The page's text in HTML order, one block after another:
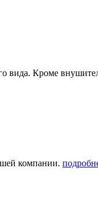
вида. Кроме
компании.